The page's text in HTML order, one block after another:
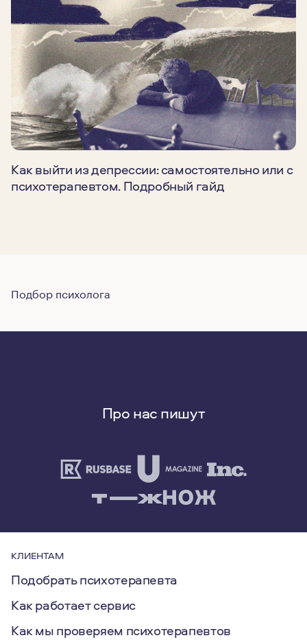
Как выйти из депрессии: самостоятельно или с
психотерапевтом. Подробный гайд
Подбор психолога
Про нас пишут
КЛИЕНТАМ
Подобрать психотерапевта
Как работает сервис
Как мы проверяем психотерапевтов